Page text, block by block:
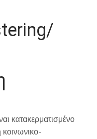
κατακερματισμένο
κοινωνικο-